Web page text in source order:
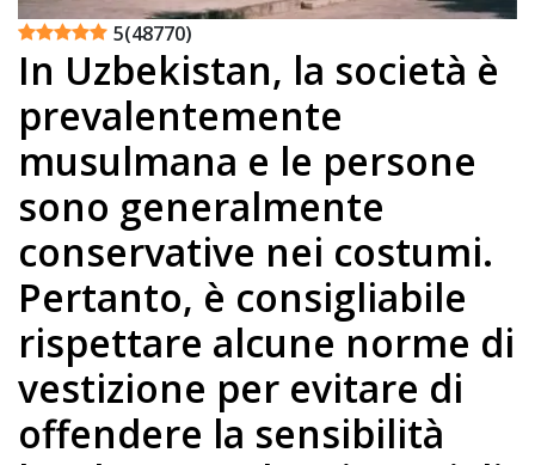
5(48770)
In Uzbekistan, la società è
prevalentemente
musulmana e le persone
sono generalmente
conservative nei costumi.
Pertanto, è consigliabile
rispettare alcune norme di
vestizione per evitare di
offendere la sensibilità